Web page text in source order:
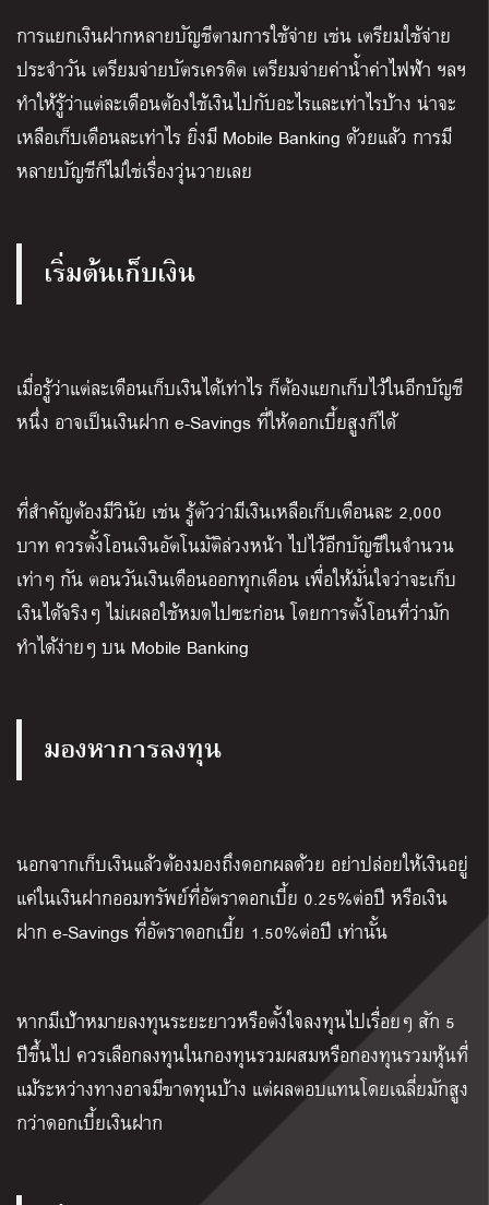
การแยกเงินฝากหลายบัญชีตามการใช้จ่าย เช่น เตรียมใช้จ่าย
ประจำวัน เตรียมจ่ายบัตรเครดิต เตรียมจ่ายค่าน้ำค่าไฟฟ้า ฯลฯ
ทำให้รู้ว่าแต่ละเดือนต้องใช้เงินไปกับอะไรและเท่าไรบ้าง น่าจะ
เหลือเก็บเดือนละเท่าไร ยิ่งมี Mobile Banking ด้วยแล้ว การมี
หลายบัญชีก็ไม่ใช่เรื่องวุ่นวายเลย
เริ่มต้นเก็บเงิน
เมื่อรู้ว่าแต่ละเดือนเก็บเงินได้เท่าไร ก็ต้องแยกเก็บไว้ในอีกบัญชี
หนึ่ง อาจเป็นเงินฝาก e-Savings ที่ให้ดอกเบี้ยสูงก็ได้
ที่สำคัญต้องมีวินัย เช่น รู้ตัวว่ามีเงินเหลือเก็บเดือนละ 2,000
บาท ควรตั้งโอนเงินอัตโนมัติล่วงหน้า ไปไว้อีกบัญชีในจำนวน
เท่าๆ กัน ตอนวันเงินเดือนออกทุกเดือน เพื่อให้มั่นใจว่าจะเก็บ
เงินได้จริงๆ ไม่เผลอใช้หมดไปซะก่อน โดยการตั้งโอนที่ว่ามัก
ทำได้ง่ายๆ บน Mobile Banking
มองหาการลงทุน
นอกจากเก็บเงินแล้วต้องมองถึงดอกผลด้วย อย่าปล่อยให้เงินอยู่
แค่ในเงินฝากออมทรัพย์ที่อัตราดอกเบี้ย 0.25%ต่อปี หรือเงิน
ฝาก e-Savings ที่อัตราดอกเบี้ย 1.50%ต่อปี เท่านั้น
หากมีเป้าหมายลงทุนระยะยาวหรือตั้งใจลงทุนไปเรื่อยๆ สัก 5
ปีขึ้นไป ควรเลือกลงทุนในกองทุนรวมผสมหรือกองทุนรวมหุ้นที่
แม้ระหว่างทางอาจมีขาดทุนบ้าง แต่ผลตอบแทนโดยเฉลี่ยมักสูง
กว่าดอกเบี้ยเงินฝาก